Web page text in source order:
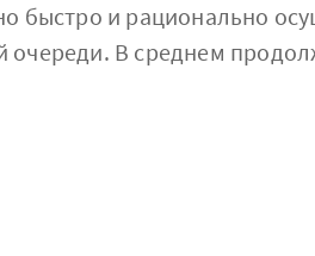
быстро и рационально
В среднем